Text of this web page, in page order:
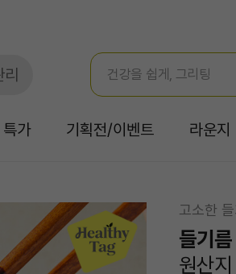
특가 기획전/이벤트 라운지
고소한
들기
원산